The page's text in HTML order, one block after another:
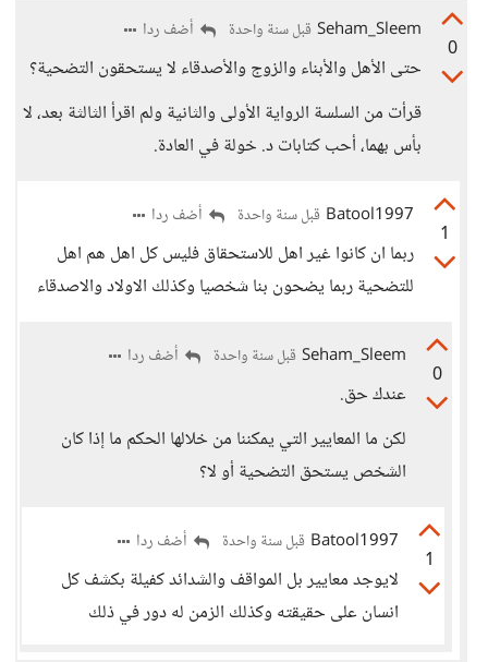
0
Seham_Sleem قبل سنة واحدة أضف ردا
حتى الأهل والأبناء والزوج والأصدقاء لا يستحقون التضحية؟
قرأت من السلسة الرواية الأولى والثانية ولم اقرأ الثالثة بعد، لا
بأس بهما، أحب كتابات د. خولة في العادة.
1
Batool1997 قبل سنة واحدة أضف ردا
ربما ان كانوا غير اهل للاستحقاق فليس كل اهل هم اهل
للتضحية ربما يضحون بنا شخصيا وكذلك الاولاد والاصدقاء
0
Seham_Sleem قبل سنة واحدة أضف ردا
عندك حق.
لكن ما المعايير التي يمكننا من خلالها الحكم ما إذا كان
الشخص يستحق التضحية أو لا؟
1
Batool1997 قبل سنة واحدة أضف ردا
ﻻيوجد معايير بل المواقف والشدائد كفيلة بكشف كل
انسان على حقيقته وكذلك الزمن له دور في ذلك